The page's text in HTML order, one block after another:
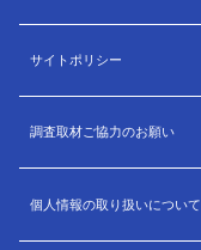
サイトポリシー
調査取材ご協力のお願い
個人情報の取り扱いについて